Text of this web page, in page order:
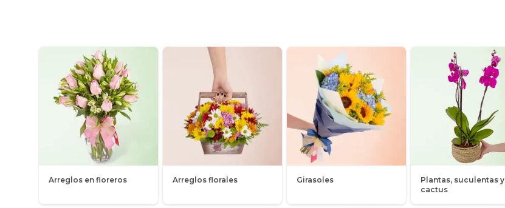
Arreglos en floreros Arreglos florales Girasoles
Plantas, suculentas y
cactus